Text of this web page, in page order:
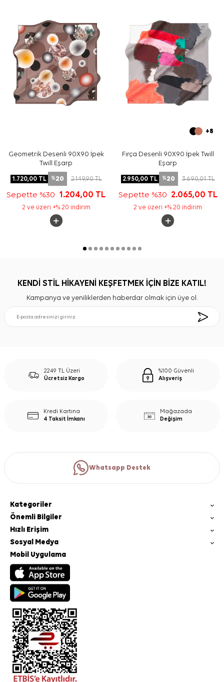
Geometrik Desenli 90X90 İpek
Twill Eşarp
1.720,00TL %20 2.149,90TL
Sepette %30 1.204,00 TL
2 ve üzeri +% 20 indirim
+8
Fırça Desenli 90X90 İpek Twill
Eşarp
2.950,00TL %20 3.690,01TL
Sepette %30 2.065,00 TL
2 ve üzeri +% 20 indirim
KENDİ STİL HİKAYENİ KEŞFETMEK İÇİN BİZE KATIL!
Kampanya ve yeniliklerden haberdar olmak için üye ol.
2249 TL Üzeri
Ücretsiz Kargo
%100 Güvenli
Alışveriş
Kredi Kartına
4 Taksit İmkanı
Mağazada
Değişim
Whatsapp Destek
Kategoriler
Önemli Bilgiler
Hızlı Erişim
Sosyal Medya
Mobil Uygulama